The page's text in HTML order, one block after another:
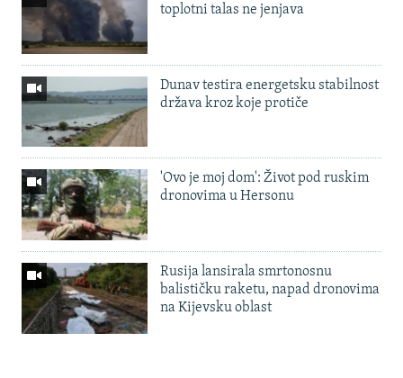
toplotni talas ne jenjava
Dunav testira energetsku stabilnost
država kroz koje protiče
'Ovo je moj dom': Život pod ruskim
dronovima u Hersonu
Rusija lansirala smrtonosnu
balističku raketu, napad dronovima
na Kijevsku oblast